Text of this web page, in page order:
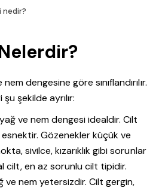
nedir?
dengesine göre sınıflandırılır.
şekilde ayrılır:
ve nem dengesi idealdir. Cilt
Gözenekler küçük ve
sivilce, kızarıklık gibi sorunlar
cilt, en az sorunlu cilt tipidir.
ve nem yetersizdir. Cilt gergin,